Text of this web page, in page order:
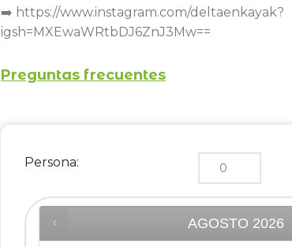
➡️ https://www.instagram.com/deltaenkayak?
igsh=MXEwaWRtbDJ6ZnJ3Mw==
Preguntas frecuentes
Persona:
AGOSTO 2026